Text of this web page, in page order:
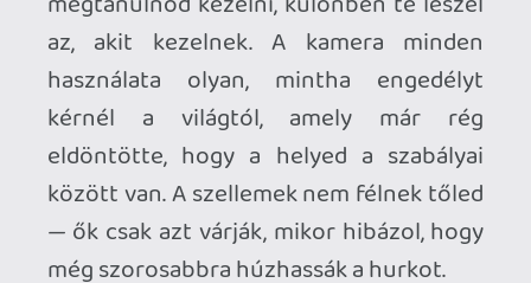
rezdülésedet. Mio gyorsabb, de a világ
lassabb, súlyosabb, követelőzőbb. A
szellemek új trükkjei nem ijesztgetnek —
tesztelnek, provokálnak, és addig nem
engednek, amíg nem bizonyítasz. A
harcok ritmusa nem a tiéd: a játék diktál,
te pedig alkalmazkodsz.